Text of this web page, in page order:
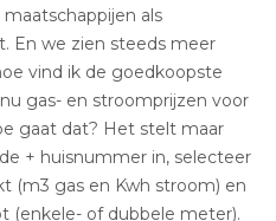
als
En we zien steeds meer
vind ik de goedkoopste
gas- en stroomprijzen voor
gaat dat? Het stelt maar
+ huisnummer in, selecteer
(m3 gas en Kwh stroom) en
(enkele- of dubbele meter).